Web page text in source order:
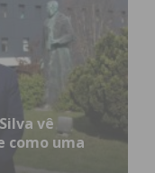
vê
como uma